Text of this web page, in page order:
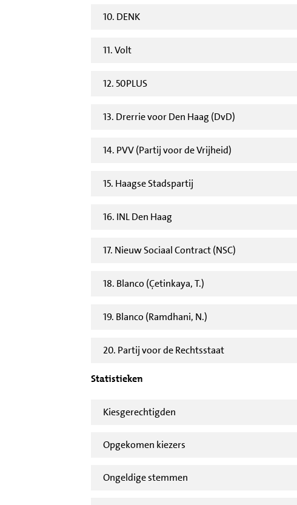
10. DENK
11. Volt
12. 50PLUS
13. Drerrie voor Den Haag (DvD)
14. PVV (Partij voor de Vrijheid)
15. Haagse Stadspartij
16. INL Den Haag
17. Nieuw Sociaal Contract (NSC)
18. Blanco (Çetinkaya, T.)
19. Blanco (Ramdhani, N.)
20. Partij voor de Rechtsstaat
Statistieken
Kiesgerechtigden
Opgekomen kiezers
Ongeldige stemmen